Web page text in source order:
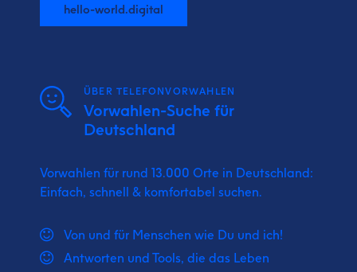
hello-world.digital
ÜBER TELEFONVORWAHLEN
Vorwahlen-Suche für
Deutschland
Vorwahlen für rund 13.000 Orte in Deutschland:
Einfach, schnell & komfortabel suchen.
Von und für Menschen wie Du und ich!
Antworten und Tools, die das Leben